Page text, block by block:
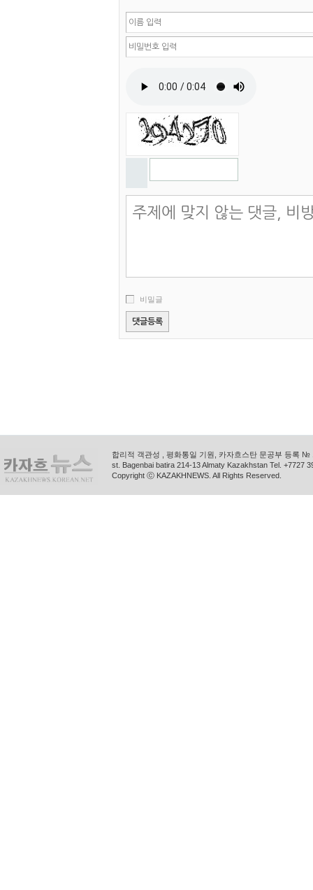
비밀글
합리적 객관성 , 평화통일 기원, 카자흐스탄 문공부 등록
st. Bagenbai batira 214-13 Almaty Kazakhstan Tel. +7727
Copyright ⓒ KAZAKHNEWS. All Rights Reserved.